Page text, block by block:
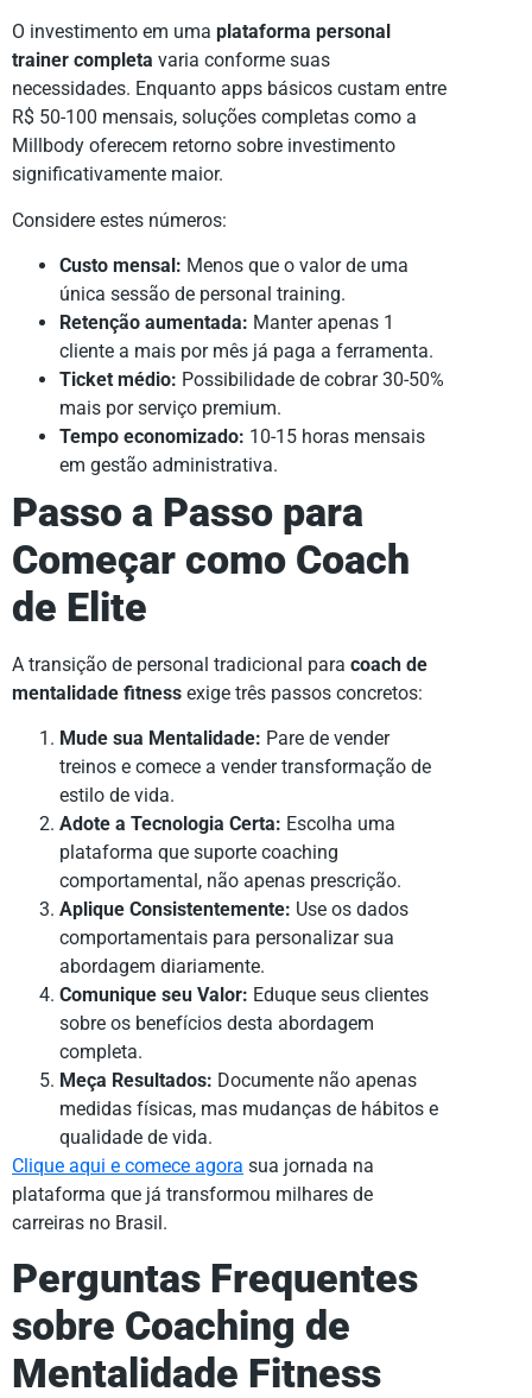
O investimento em uma plataforma personal
trainer completa varia conforme suas
necessidades. Enquanto apps básicos custam entre
R$ 50-100 mensais, soluções completas como a
Millbody oferecem retorno sobre investimento
significativamente maior.
Considere estes números:
Custo mensal: Menos que o valor de uma
única sessão de personal training.
Retenção aumentada: Manter apenas 1
cliente a mais por mês já paga a ferramenta.
Ticket médio: Possibilidade de cobrar 30-50%
mais por serviço premium.
Tempo economizado: 10-15 horas mensais
em gestão administrativa.
Passo a Passo para
Começar como Coach
de Elite
A transição de personal tradicional para coach de
mentalidade fitness exige três passos concretos:
Mude sua Mentalidade: Pare de vender
treinos e comece a vender transformação de
estilo de vida.
Adote a Tecnologia Certa: Escolha uma
plataforma que suporte coaching
comportamental, não apenas prescrição.
Aplique Consistentemente: Use os dados
comportamentais para personalizar sua
abordagem diariamente.
Comunique seu Valor: Eduque seus clientes
sobre os benefícios desta abordagem
completa.
Meça Resultados: Documente não apenas
medidas físicas, mas mudanças de hábitos e
qualidade de vida.
Clique aqui e comece agora sua jornada na
plataforma que já transformou milhares de
carreiras no Brasil.
Perguntas Frequentes
sobre Coaching de
Mentalidade Fitness